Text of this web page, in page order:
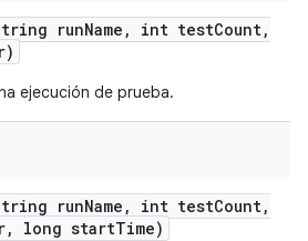
runName , int testCount,
ejecución de prueba.
runName , int testCount,
, long startTime)